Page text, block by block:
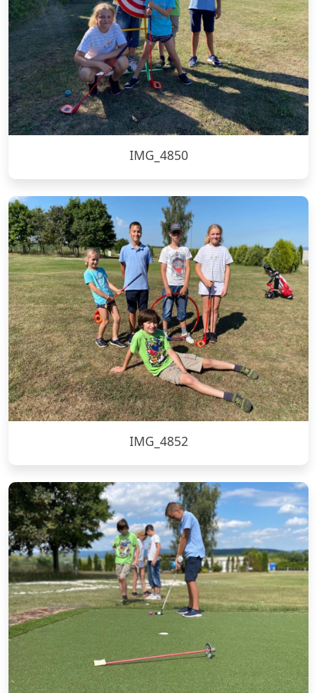
IMG_4850
IMG_4852